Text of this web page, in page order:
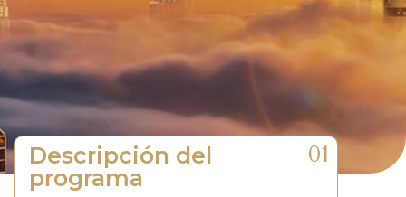
Descripción del
programa